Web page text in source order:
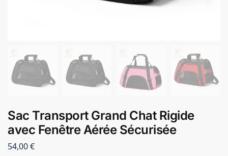
Sac Transport Grand Chat Rigide
avec Fenêtre Aérée Sécurisée
54,00€